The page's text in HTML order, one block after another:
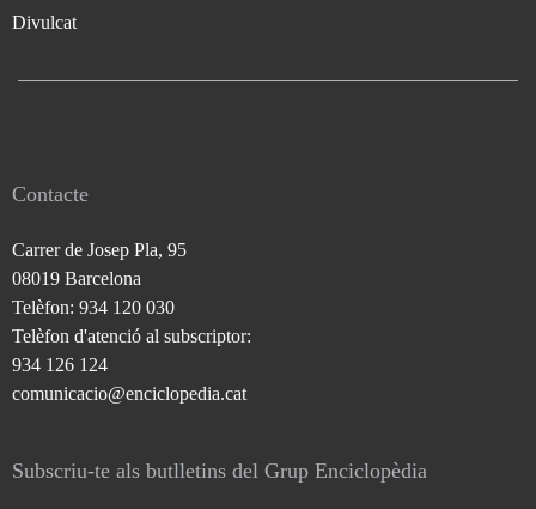
Divulcat
Contacte
Carrer de Josep Pla, 95
08019 Barcelona
Telèfon: 934 120 030
Telèfon d'atenció al subscriptor:
934 126 124
comunicacio@enciclopedia.cat
Subscriu-te als butlletins del Grup Enciclopèdia